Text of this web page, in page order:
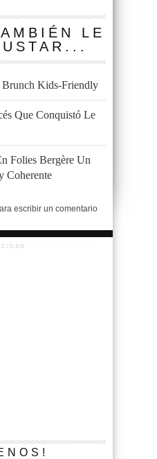
LE
Kids-Friendly
Que Conquistó Le
Folies Bergère Un
Coherente
escribir un comentario